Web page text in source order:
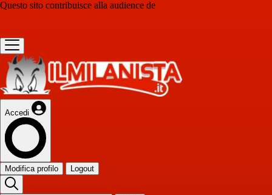
Questo sito contribuisce alla audience de
Accedi
Modifica profilo Logout